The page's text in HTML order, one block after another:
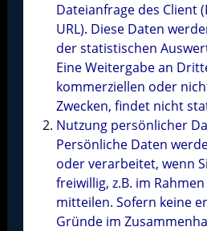
Dateianfrage des Client
URL). Diese Daten
der statistischen
Eine Weitergabe an
kommerziellen oder
Zwecken, findet nicht
Nutzung persönlicher
Persönliche Daten
oder verarbeitet, wenn
freiwillig, z.B. im
mitteilen. Sofern keine
Gründe im